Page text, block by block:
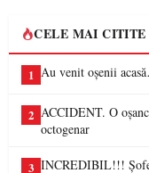
CELE MAI CITITE
1 Au venit oșenii
2 ACCIDENT. O
octogenar
3 INCREDIBIL!!!